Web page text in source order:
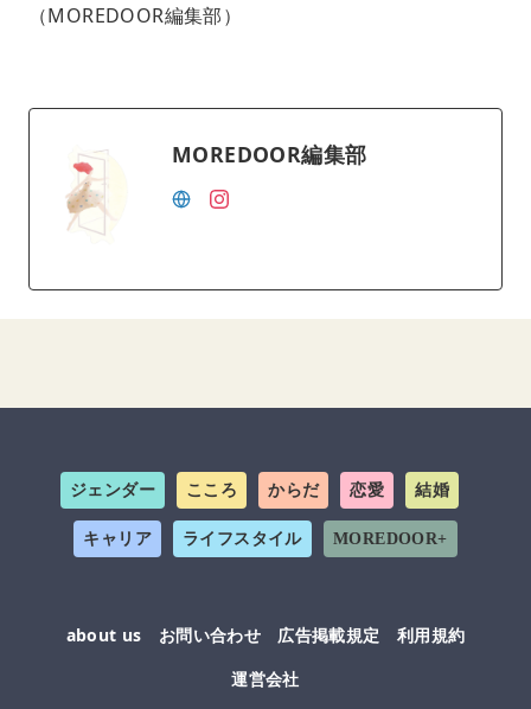
（MOREDOOR編集部）
MOREDOOR編集部
ジェンダー こころ からだ 恋愛 結婚
キャリア ライフスタイル MOREDOOR+
about us お問い合わせ 広告掲載規定
利用規約
運営会社